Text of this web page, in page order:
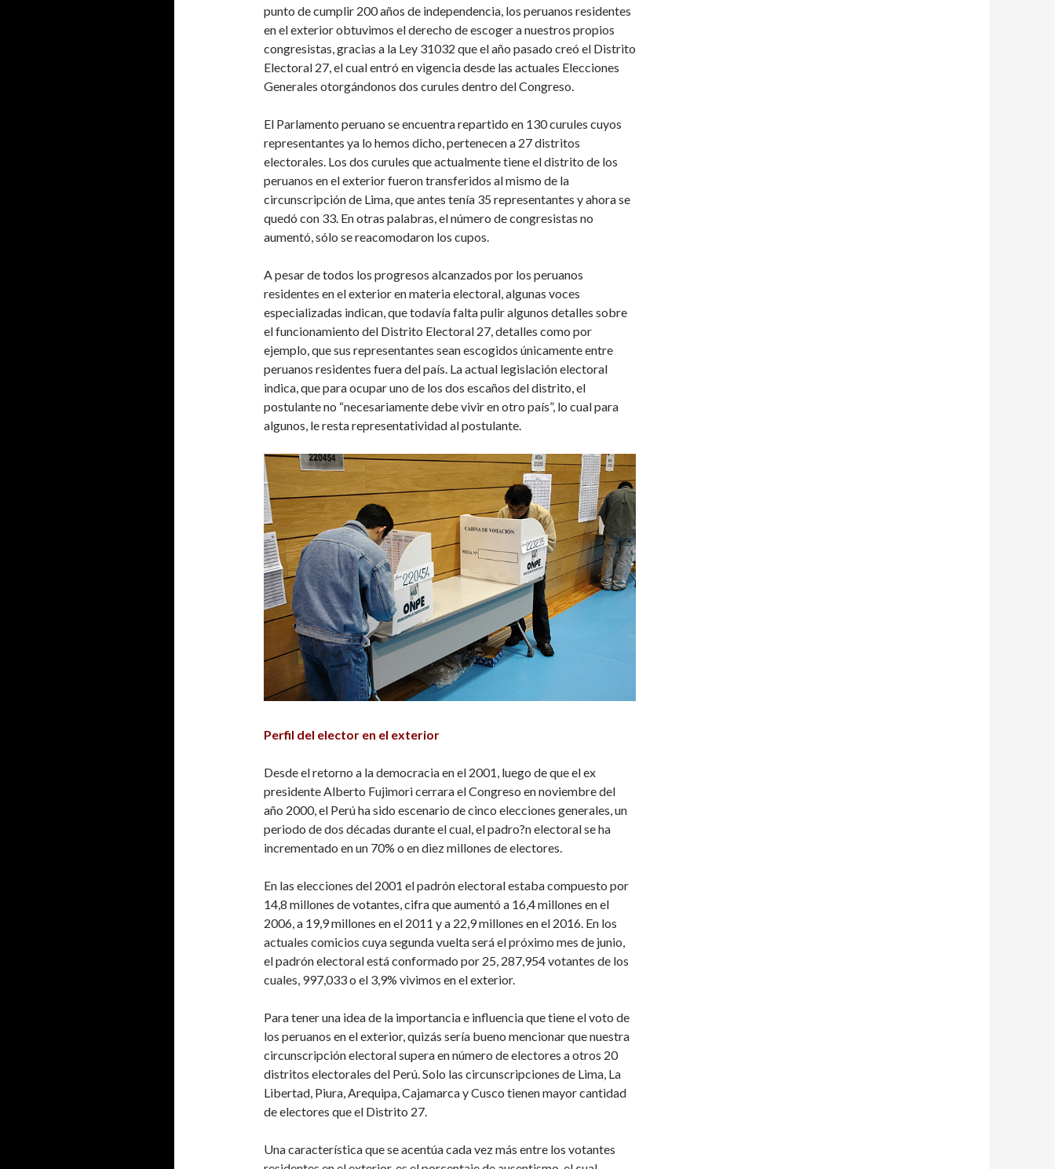
punto de cumplir 200 años de independencia, los peruanos residentes
en el exterior obtuvimos el derecho de escoger a nuestros propios
congresistas, gracias a la Ley 31032 que el año pasado creó el Distrito
Electoral 27, el cual entró en vigencia desde las actuales Elecciones
Generales otorgándonos dos curules dentro del Congreso.
El Parlamento peruano se encuentra repartido en 130 curules cuyos
representantes ya lo hemos dicho, pertenecen a 27 distritos
electorales. Los dos curules que actualmente tiene el distrito de los
peruanos en el exterior fueron transferidos al mismo de la
circunscripción de Lima, que antes tenía 35 representantes y ahora se
quedó con 33. En otras palabras, el número de congresistas no
aumentó, sólo se reacomodaron los cupos.
A pesar de todos los progresos alcanzados por los peruanos
residentes en el exterior en materia electoral, algunas voces
especializadas indican, que todavía falta pulir algunos detalles sobre
el funcionamiento del Distrito Electoral 27, detalles como por
ejemplo, que sus representantes sean escogidos únicamente entre
peruanos residentes fuera del país. La actual legislación electoral
indica, que para ocupar uno de los dos escaños del distrito, el
postulante no “necesariamente debe vivir en otro país”, lo cual para
algunos, le resta representatividad al postulante.
Perfil del elector en el exterior
Desde el retorno a la democracia en el 2001, luego de que el ex
presidente Alberto Fujimori cerrara el Congreso en noviembre del
año 2000, el Perú ha sido escenario de cinco elecciones generales, un
periodo de dos décadas durante el cual, el padro?n electoral se ha
incrementado en un 70% o en diez millones de electores.
En las elecciones del 2001 el padrón electoral estaba compuesto por
14,8 millones de votantes, cifra que aumentó a 16,4 millones en el
2006, a 19,9 millones en el 2011 y a 22,9 millones en el 2016. En los
actuales comicios cuya segunda vuelta será el próximo mes de junio,
el padrón electoral está conformado por 25, 287,954 votantes de los
cuales, 997,033 o el 3,9% vivimos en el exterior.
Para tener una idea de la importancia e influencia que tiene el voto de
los peruanos en el exterior, quizás sería bueno mencionar que nuestra
circunscripción electoral supera en número de electores a otros 20
distritos electorales del Perú. Solo las circunscripciones de Lima, La
Libertad, Piura, Arequipa, Cajamarca y Cusco tienen mayor cantidad
de electores que el Distrito 27.
Una característica que se acentúa cada vez más entre los votantes